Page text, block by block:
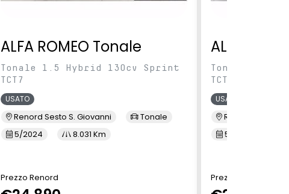
ALFA ROMEO Tonale
Tonale 1.5 Hybrid 130cv Sprint
TCT7
USATO
Renord Sesto S. Giovanni
Tonale
5/2024
8.031 Km
Prezzo Renord
ALFA
Tonale 1.5
TCT7
USATO
Renord
5/2024
Prezzo Renord